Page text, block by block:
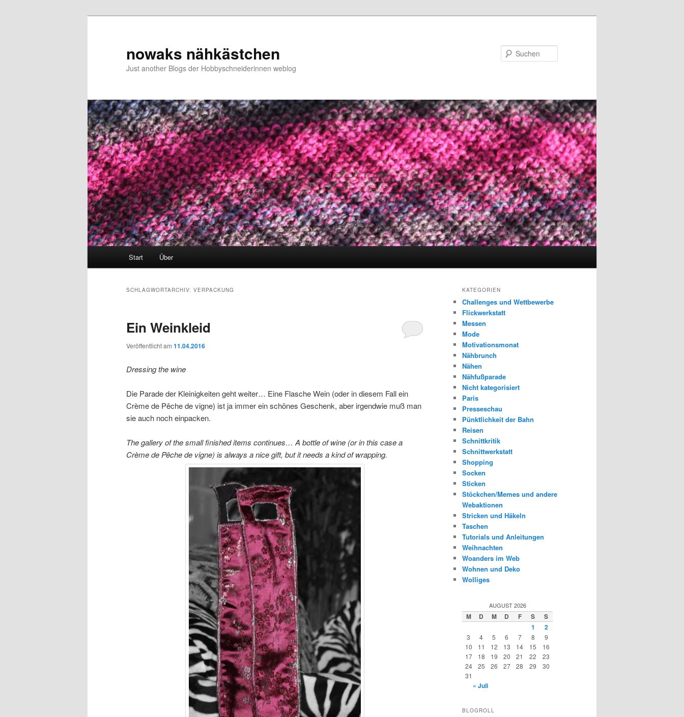
nowaks nähkästchen
Just another Blogs der Hobbyschneiderinnen weblog
Start Über
SCHLAGWORTARCHIV: VERPACKUNG
Ein Weinkleid
Veröffentlicht am 11.04.2016
Dressing the wine
Die Parade der Kleinigkeiten geht weiter… Eine Flasche Wein (oder in diesem Fall ein
Crème de Pêche de vigne) ist ja immer ein schönes Geschenk, aber irgendwie muß man
sie auch noch einpacken.
The gallery of the small finished items continues… A bottle of wine (or in this case a
Crème de Pêche de vigne) is always a nice gift, but it needs a kind of wrapping.
KATEGORIEN
Challenges und Wettbewerbe
Flickwerkstatt
Messen
Mode
Motivationsmonat
Nähbrunch
Nähen
Nähfußparade
Nicht kategorisiert
Paris
Presseschau
Pünktlichkeit der Bahn
Reisen
Schnittkritik
Schnittwerkstatt
Shopping
Socken
Sticken
Stöckchen/Memes und andere
Webaktionen
Stricken und Häkeln
Taschen
Tutorials und Anleitungen
Weihnachten
Woanders im Web
Wohnen und Deko
Wolliges
AUGUST 2026
M D M D F S
S
1
2
3 4 5 6 7 8
9
10
11 12 13 14 15
16
17
18 19 20 21 22
23
24
25 26 27 28 29
30
31
« Juli
BLOGROLL